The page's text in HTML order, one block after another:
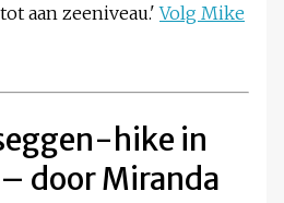
aan zeeniveau.'Volg Mike
hike in
door Miranda